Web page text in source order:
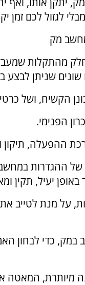
לגזול לכם זמן
מק
מהתקלות
שונים שניתן
הקשיח, ושל
הפנימי.
ההפעלה, תיקון
של ההגדרות
יעיל, תקין
על מנת לטייב
במק, כדי לבחון
מיותרת, המאטה